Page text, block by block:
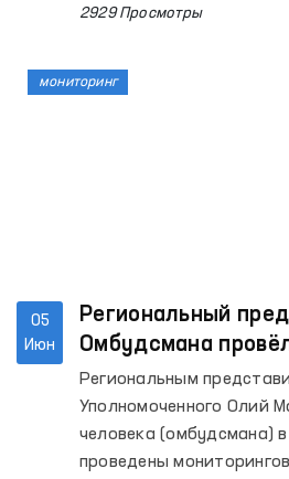
области.
2929 Просмотры
05
Июн
Региональный
Омбудсмана
ряде учреждений
Региональным
Уполномоченного Олий
человека (омбудсмана)
проведены
мониторинг